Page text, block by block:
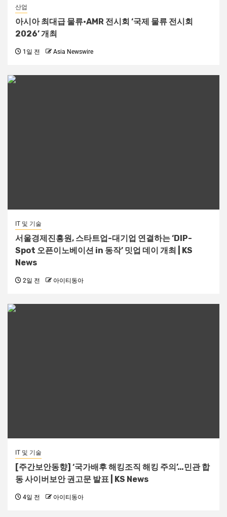
산업
아시아 최대급 물류·AMR 전시회 ‘국제 물류 전시회
2026’ 개최
1일 전 Asia Newswire
IT 및 기술
서울경제진흥원, 스타트업-대기업 연결하는 ‘DIP-
Spot 오픈이노베이션 in 동작’ 밋업 데이 개최 | KS
News
2일 전 아이티동아
IT 및 기술
[주간보안동향] ‘국가배후 해킹조직 해킹 주의’…민관 합
동 사이버보안 권고문 발표 | KS News
4일 전 아이티동아